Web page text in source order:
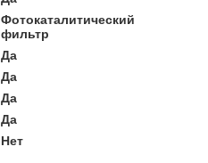
Фотокаталитический
фильтр
Да
Да
Да
Да
Нет